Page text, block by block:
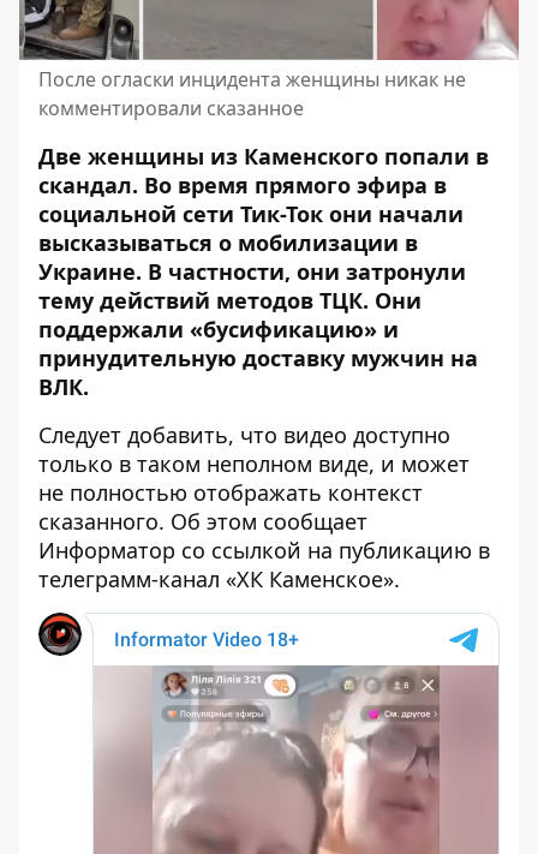
После огласки инцидента женщины никак не
комментировали сказанное
Две женщины из Каменского попали в
скандал. Во время прямого эфира в
социальной сети Тик-Ток они начали
высказываться о мобилизации в
Украине. В частности, они затронули
тему действий методов ТЦК. Они
поддержали «бусификацию» и
принудительную доставку мужчин на
ВЛК.
Следует добавить, что видео доступно
только в таком неполном виде, и может
не полностью отображать контекст
сказанного. Об этом сообщает
Информатор со ссылкой на публикацию в
телеграмм-канал «ХК Каменское».